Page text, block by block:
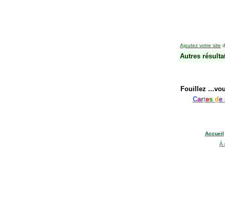
Ajoutez votre site
Autres
Fouillez
Cartes de
Accueil
À